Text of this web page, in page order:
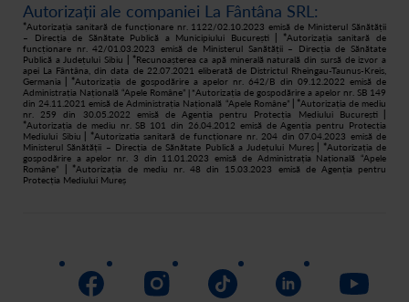
Cum cumpăr
Autorizații ale companiei La Fântâna SRL:
*Autorizația sanitară de funcționare nr. 1122/02.10.2023 emisă de Ministerul Sănătății
– Direcția de Sănătate Publică a Municipiului București
| *Autorizația sanitară de
funcționare nr. 42/01.03.2023 emisă de Ministerul Sanătății – Direcția de Sănătate
Publică a Județului Sibiu
| *Recunoașterea ca apă minerală naturală din sursă de izvor a
apei La Fântâna, din data de 22.07.2021 eliberată de Districtul Rheingau-Taunus-Kreis,
Germania
| *Autorizația de gospodărire a apelor nr. 642/B din 09.12.2022 emisă de
Administrația Națională “Apele Române”
| *Autorizația de gospodărire a apelor nr. SB 149
din 24.11.2021 emisă de Administrația Națională “Apele Române”
| *Autorizația de mediu
nr. 259 din 30.05.2022 emisă de Agenția pentru Protecția Mediului București
*Autorizația de mediu nr. SB 101 din 26.04.2012 emisă de Agenția pentru Protecția
Mediului Sibiu | *Autorizatia sanitară de funcționare nr. 204 din 07.04.2023 emisă de
Ministerul Sănătății – Direcția de Sănătate Publică a Județului Mureș| *Autorizația de
gospodărire a apelor nr. 3 din 11.01.2023 emisă de Administrația Națională “Apele
Române”
| *Autorizația de mediu nr. 48 din 15.03.2023 emisă de Agenția pentru
Protecția Mediului Mureș